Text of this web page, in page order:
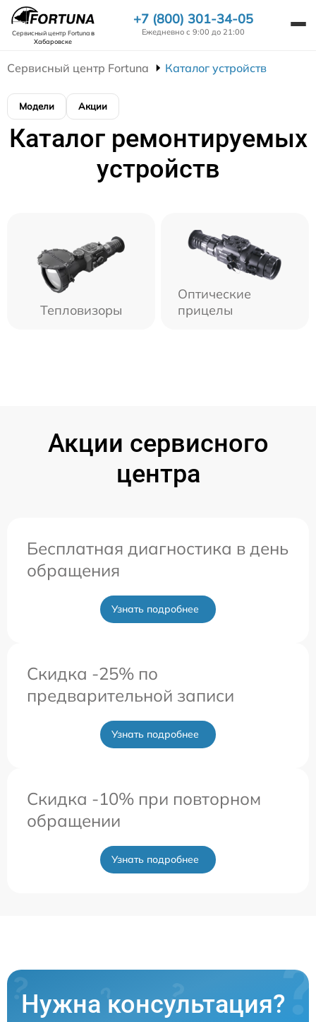
Сервисный центр Fortunaв
Хабаровске
+7 (800) 301-34-05
Ежедневно с 9:00 до 21:00
Сервисный центр Fortuna Каталог устройств
Модели Акции
Каталог ремонтируемых
устройств
Тепловизоры
Оптические
прицелы
Акции сервисного
центра
Бесплатная диагностика в день
обращения
Узнать подробнее
Скидка -25% по
предварительной записи
Узнать подробнее
Скидка -10% при повторном
обращении
Узнать подробнее
Нужна консультация?